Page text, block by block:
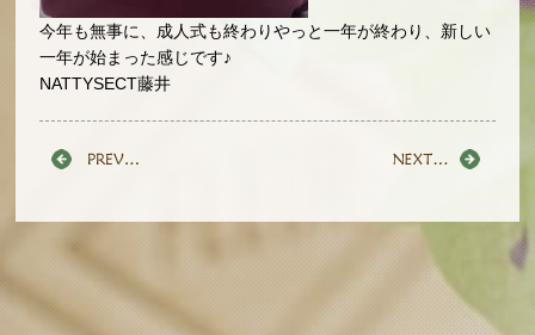
今年も無事に、成人式も終わりやっと一年が終わり、新しい
一年が始まった感じです♪
NATTYSECT藤井